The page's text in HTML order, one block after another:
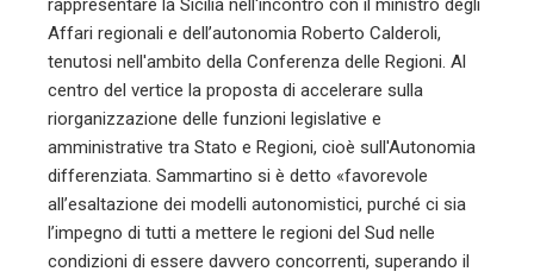
rappresentare la Sicilia nell'incontro con il ministro degli
Affari regionali e dell’autonomia Roberto Calderoli,
tenutosi nell'ambito della Conferenza delle Regioni. Al
centro del vertice la proposta di accelerare sulla
riorganizzazione delle funzioni legislative e
amministrative tra Stato e Regioni, cioè sull'Autonomia
differenziata. Sammartino si è detto «favorevole
all’esaltazione dei modelli autonomistici, purché ci sia
l’impegno di tutti a mettere le regioni del Sud nelle
condizioni di essere davvero concorrenti, superando il